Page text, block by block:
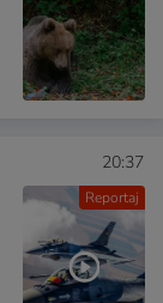
Reportaj
20:37